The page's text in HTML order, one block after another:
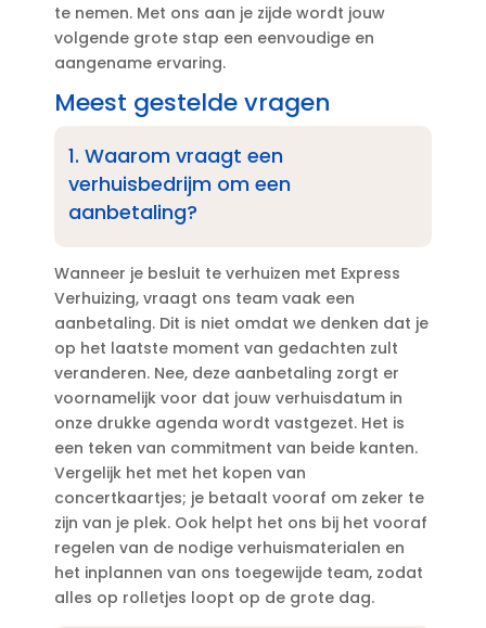
te nemen.​ Met ons aan je zijde wordt jouw
volgende grote stap een eenvoudige en
aangename ervaring.​
Meest gestelde vragen
1.​ Waarom vraagt een
verhuisbedrijm om een
aanbetaling?
Wanneer je besluit te verhuizen met Express
Verhuizing, vraagt ons team vaak een
aanbetaling.​ Dit is niet omdat we denken dat je
op het laatste moment van gedachten zult
veranderen.​ Nee, deze aanbetaling zorgt er
voornamelijk voor dat jouw verhuisdatum in
onze drukke agenda wordt vastgezet.​ Het is
een teken van commitment van beide kanten.​
Vergelijk het met het kopen van
concertkaartjes; je betaalt vooraf om zeker te
zijn van je plek.​ Ook helpt het ons bij het vooraf
regelen van de nodige verhuismaterialen en
het inplannen van ons toegewijde team, zodat
alles op rolletjes loopt op de grote dag.​